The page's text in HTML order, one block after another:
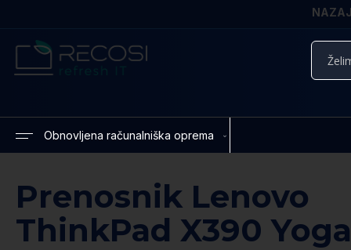
Obnovljena računalniška oprema
Prenosnik Lenovo
ThinkPad X390 Yoga